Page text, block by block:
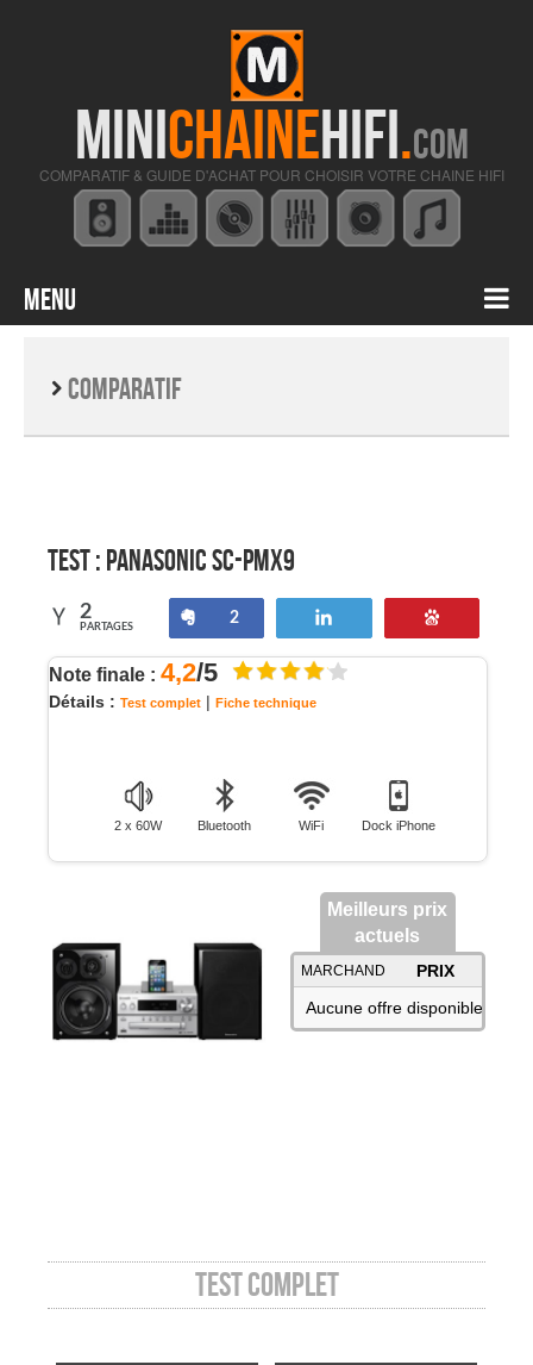
MINICHAINEHIFI.COM
COMPARATIF & GUIDE D'ACHAT POUR CHOISIR VOTRE CHAINE HIFI
Menu
Comparatif
Test : Panasonic SC-PMX9
2
PARTAGES
Partagez
2
Note finale : 4,2/5
Détails : Test complet | Fiche technique
2 x 60W Bluetooth WiFi Dock iPhone
Meilleurs prix
actuels
MARCHAND
PRIX
Aucune offre disponible
Test complet